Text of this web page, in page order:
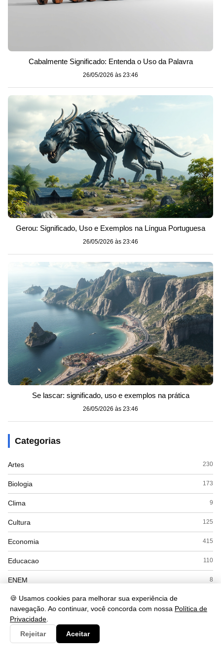
🍪 Usamos cookies para melhorar sua experiência de
navegação. Ao continuar, você concorda com nossa Política de
Privacidade
Rejeitar
Aceitar
Cabalmente Significado: Entenda o Uso da Palavra
26/05/2026 às 23:46
Gerou: Significado, Uso e Exemplos na Língua Portuguesa
26/05/2026 às 23:46
Se lascar: significado, uso e exemplos na prática
26/05/2026 às 23:46
Categorias
Artes 230
Biologia 173
Clima 9
Cultura 125
Economia 415
Educacao 110
ENEM 8
Espanhol
Esporte
Exercícios